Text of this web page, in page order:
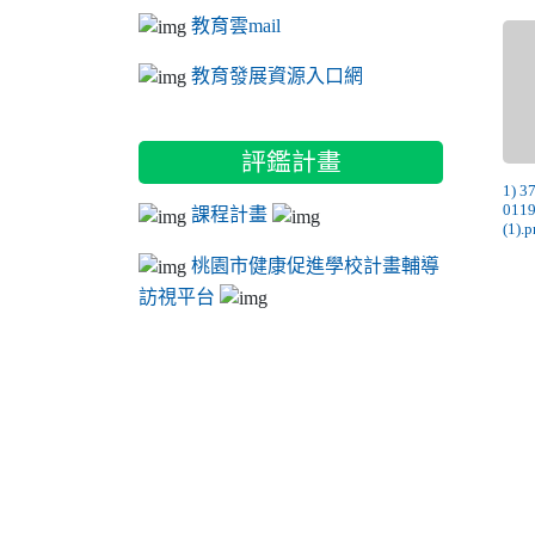
1)
教育雲mail
教育發展資源入口網
評鑑計畫
課程計畫
桃園市健康促進學校計畫輔導
訪視平台